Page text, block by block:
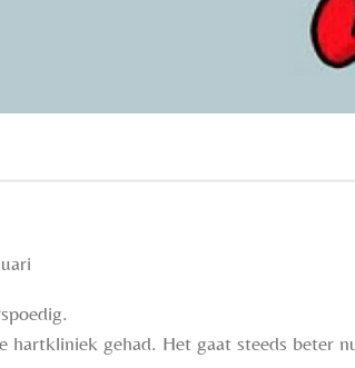
hartkliniek gehad. Het gaat steeds beter